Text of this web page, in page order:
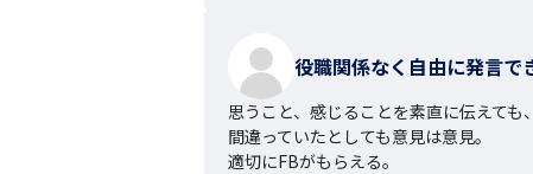
役職関係なく自由に発言で
思うこと、感じることを素直に伝えても
間違っていたとしても意見は意見。
適切にFBがもらえる。